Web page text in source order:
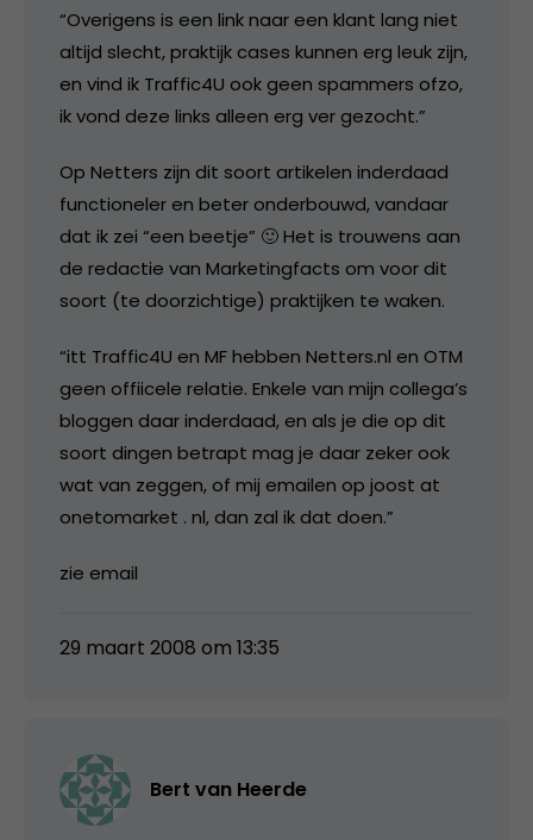
“Overigens is een link naar een klant lang niet
altijd slecht, praktijk cases kunnen erg leuk zijn,
en vind ik Traffic4U ook geen spammers ofzo,
ik vond deze links alleen erg ver gezocht.”
Op Netters zijn dit soort artikelen inderdaad
functioneler en beter onderbouwd, vandaar
dat ik zei “een beetje” 🙂 Het is trouwens aan
de redactie van Marketingfacts om voor dit
soort (te doorzichtige) praktijken te waken.
“itt Traffic4U en MF hebben Netters.nl en OTM
geen offiicele relatie. Enkele van mijn collega’s
bloggen daar inderdaad, en als je die op dit
soort dingen betrapt mag je daar zeker ook
wat van zeggen, of mij emailen op joost at
onetomarket . nl, dan zal ik dat doen.”
zie email
29 maart 2008 om 13:35
Bert van Heerde